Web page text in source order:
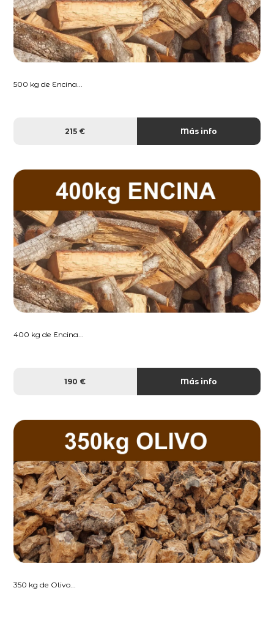
500 kg de Encina...
215 € Más info
400 kg de Encina...
190 € Más info
350 kg de Olivo...